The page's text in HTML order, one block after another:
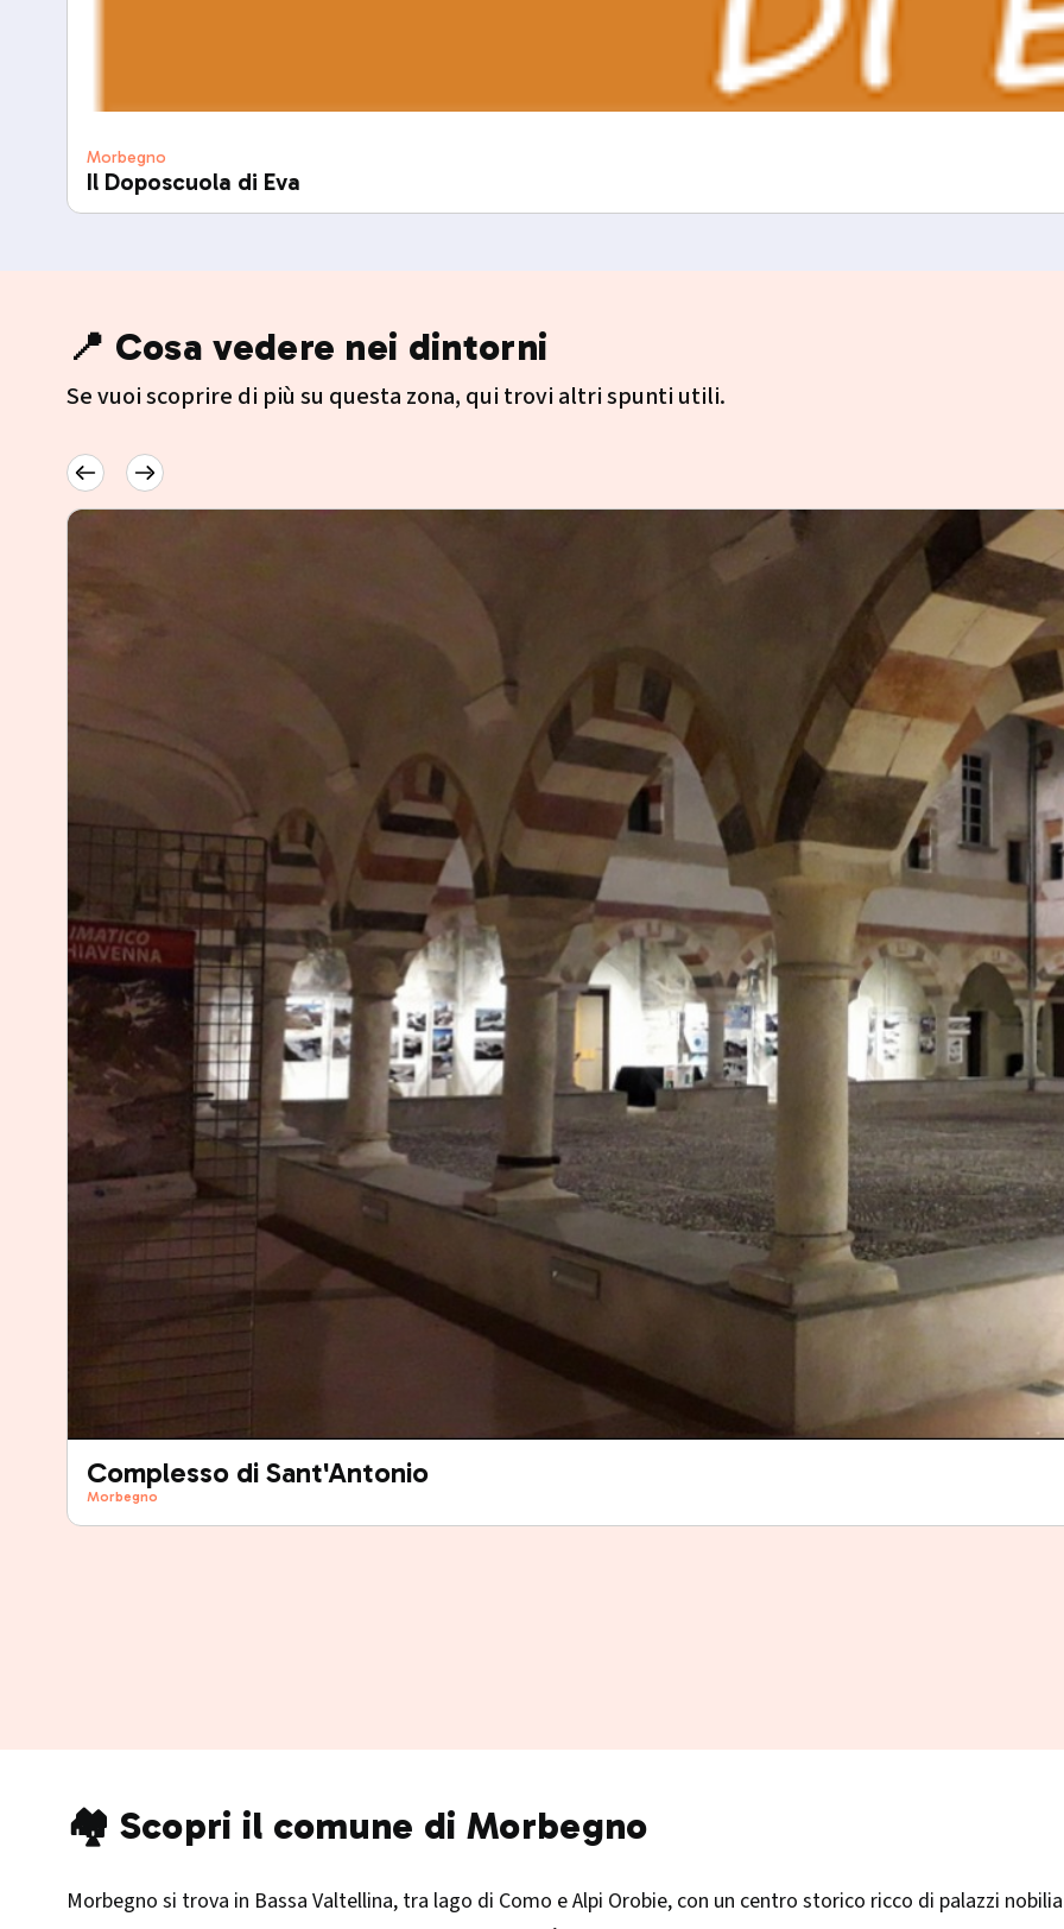
Morbegno
Il Doposcuola di Eva
📍 Cosa vedere nei dintorni
Se vuoi scoprire di più su questa zona, qui trovi altri spunti utili.
Complesso di Sant'Antonio
Morbegno
🏘️ Scopri il comune di Morbegno
Morbegno si trova in Bassa Valtellina, tra lago di Como e Alpi Orobie, con un centro storico ricco di palazzi